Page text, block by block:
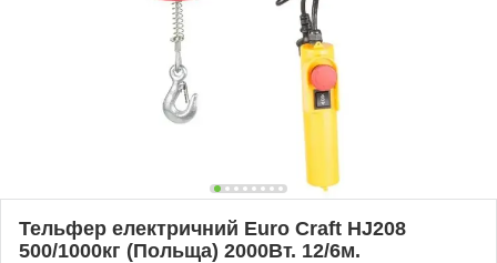
Тельфер електричний Euro Craft HJ208
500/1000кг (Польща) 2000Вт. 12/6м.